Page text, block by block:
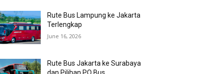
Rute Bus Lampung ke Jakarta
Terlengkap
June 16, 2026
Rute Bus Jakarta ke Surabaya